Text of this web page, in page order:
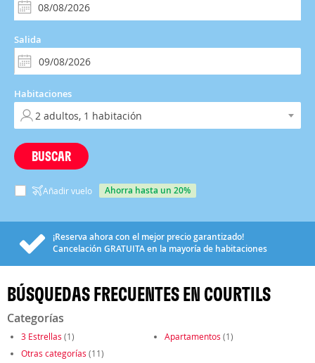
Salida
Habitaciones
BUSCAR
Añadir vuelo ahorra hasta un 20%
¡Reserva ahora con el mejor precio garantizado!
Cancelación GRATUITAen la mayoría de habitaciones
BÚSQUEDAS FRECUENTES EN COURTILS
Categorías
3 Estrellas (1) Apartamentos (1)
Otras categorías (11)